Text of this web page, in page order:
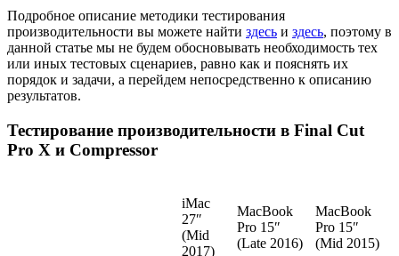
Подробное описание методики тестирования
производительности вы можете найти здесь и здесь, поэтому в
данной статье мы не будем обосновывать необходимость тех
или иных тестовых сценариев, равно как и пояснять их
порядок и задачи, а перейдем непосредственно к описанию
результатов.
Тестирование производительности в Final Cut
Pro X и Compressor
iMac
27″
(Mid
2017)
MacBook
Pro 15″
(Late 2016)
MacBook
Pro 15″
(Mid 2015)